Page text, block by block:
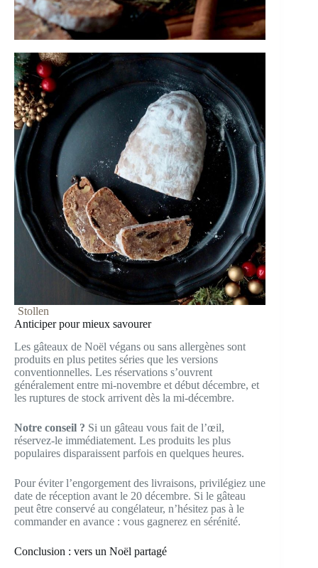
Stollen
Anticiper pour mieux savourer
Les gâteaux de Noël végans ou sans allergènes sont
produits en plus petites séries que les versions
conventionnelles. Les réservations s’ouvrent
généralement entre mi-novembre et début décembre, et
les ruptures de stock arrivent dès la mi-décembre.
Notre conseil ? Si un gâteau vous fait de l’œil,
réservez-le immédiatement. Les produits les plus
populaires disparaissent parfois en quelques heures.
Pour éviter l’engorgement des livraisons, privilégiez une
date de réception avant le 20 décembre. Si le gâteau
peut être conservé au congélateur, n’hésitez pas à le
commander en avance : vous gagnerez en sérénité.
Conclusion : vers un Noël partagé